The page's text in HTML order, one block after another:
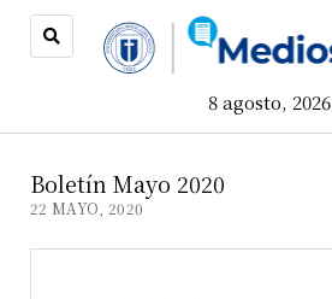
8 agosto, 2026
Boletín Mayo 2020
22 MAYO, 2020